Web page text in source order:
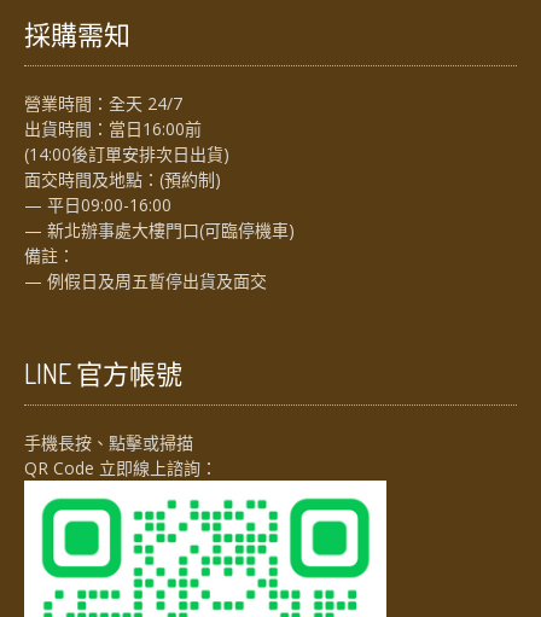
採購需知
營業時間：全天 24/7
出貨時間：當日16:00前
(14:00後訂單安排次日出貨)
面交時間及地點：(預約制)
— 平日09:00-16:00
— 新北辦事處大樓門口(可臨停機車)
備註：
— 例假日及周五暫停出貨及面交
LINE 官方帳號
手機長按、點擊或掃描
QR Code 立即線上諮詢：